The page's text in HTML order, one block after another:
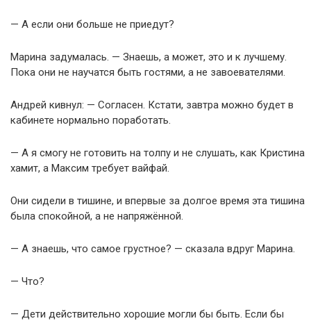
— А если они больше не приедут?
Марина задумалась. — Знаешь, а может, это и к лучшему.
Пока они не научатся быть гостями, а не завоевателями.
Андрей кивнул: — Согласен. Кстати, завтра можно будет в
кабинете нормально поработать.
— А я смогу не готовить на толпу и не слушать, как Кристина
хамит, а Максим требует вайфай.
Они сидели в тишине, и впервые за долгое время эта тишина
была спокойной, а не напряжённой.
— А знаешь, что самое грустное? — сказала вдруг Марина.
— Что?
— Дети действительно хорошие могли бы быть. Если бы